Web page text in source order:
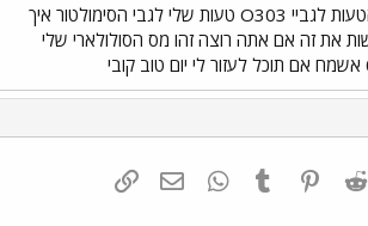
אני אתקן את הטעות לגביי O303 טעות שלי לגבי הסימולטור איך
את זה אם אתה רוצה זהו מס הסולולארי שלי
Reddit
Pinterest
Tumblr
WhatsAppדואר אלקטרוני